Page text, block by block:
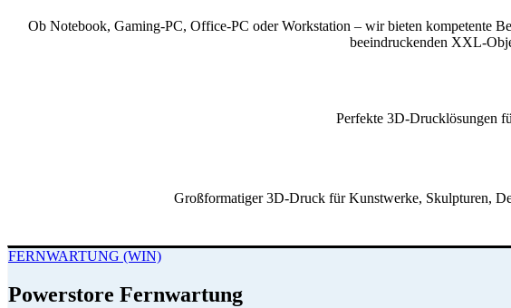
Ob Notebook, Gaming-PC, Office-PC oder Workstation – wir bieten kompetente
beeindruckenden XXL-
Perfekte 3D-Drucklösungen
Großformatiger 3D-Druck für Kunstwerke, Skulpturen,
FERNWARTUNG (WIN)
Powerstore Fernwartung